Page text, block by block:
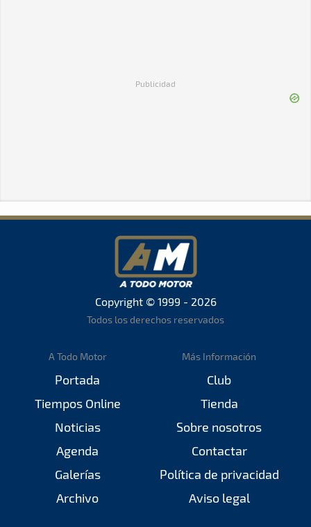
Publicidad
Copyright © 1999 - 2026
Todos los derechos reservados
A Todo Motor
Portada
Tiempos Online
Noticias
Agenda
Galerías
Archivo
Más Información
Club
Tienda
Sobre nosotros
Contactar
Política de privacidad
Aviso legal